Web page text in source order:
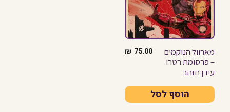
מארוול הנוקמים
– פרסומת רטרו
עידן הזהב
75.00
₪
הוסף לסל